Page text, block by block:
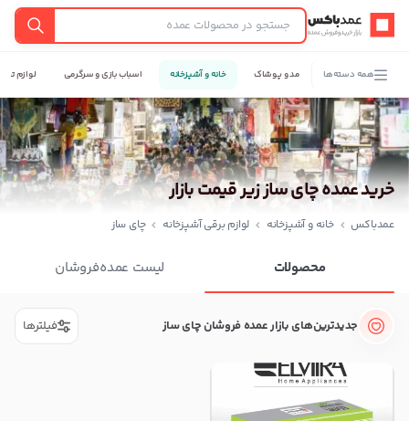
عمدباکس — بازگشت به صفحه اصلی
جستجو
همه دسته‌ها مد و پوشاک خانه و آشپزخانه اسباب بازی و سرگرمی لوازم
خرید عمده چای ساز زیر قیمت بازار
عمدباکس خانه و آشپزخانه لوازم برقی آشپزخانه چای ساز
محصولات لیست عمده‌فروشان
جدیدترین‌های بازار عمده فروشان چای ساز فیلترها